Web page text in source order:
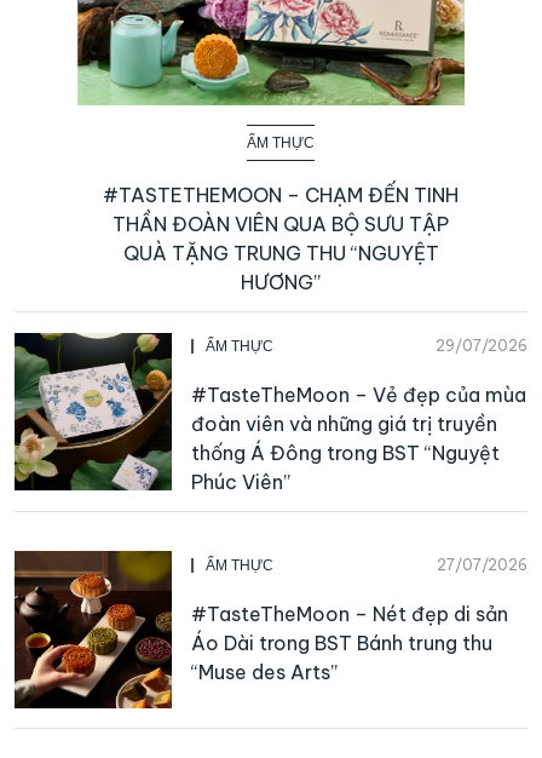
ẨM THỰC
#TASTETHEMOON – CHẠM ĐẾN TINH
THẦN ĐOÀN VIÊN QUA BỘ SƯU TẬP
QUÀ TẶNG TRUNG THU “NGUYỆT
HƯƠNG”
ẨM THỰC 29/07/2026
#TasteTheMoon – Vẻ đẹp của mùa
đoàn viên và những giá trị truyền
thống Á Đông trong BST “Nguyệt
Phúc Viên”
ẨM THỰC 27/07/2026
#TasteTheMoon – Nét đẹp di sản
Áo Dài trong BST Bánh trung thu
“Muse des Arts”